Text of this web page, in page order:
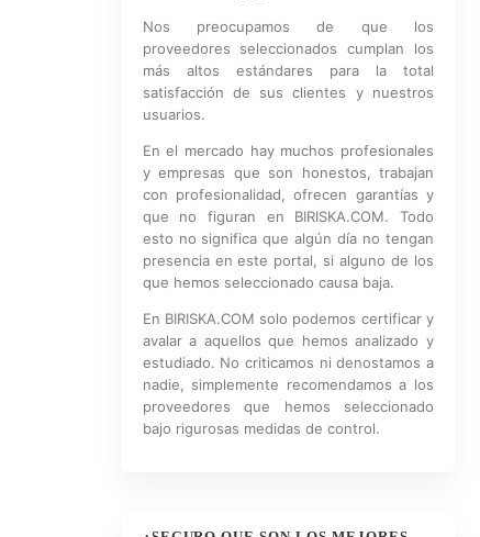
Nos preocupamos de que los
proveedores seleccionados cumplan los
más altos estándares para la total
satisfacción de sus clientes y nuestros
usuarios.
En el mercado hay muchos profesionales
y empresas que son honestos, trabajan
con profesionalidad, ofrecen garantías y
que no figuran en BIRISKA.COM. Todo
esto no significa que algún día no tengan
presencia en este portal, si alguno de los
que hemos seleccionado causa baja.
En BIRISKA.COM solo podemos certificar y
avalar a aquellos que hemos analizado y
estudiado. No criticamos ni denostamos a
nadie, simplemente recomendamos a los
proveedores que hemos seleccionado
bajo rigurosas medidas de control.